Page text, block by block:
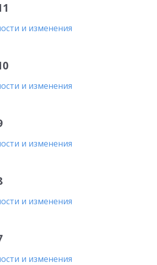
и изменения
и изменения
и изменения
и изменения
и изменения